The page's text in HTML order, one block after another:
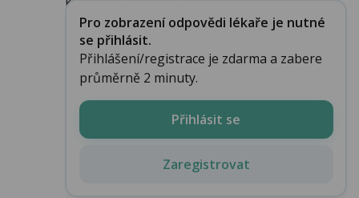
Pro zobrazení odpovědi lékaře je nutné
se přihlásit.
Přihlášení/registrace je zdarma a zabere
průměrně 2 minuty.
Přihlásit se
Zaregistrovat